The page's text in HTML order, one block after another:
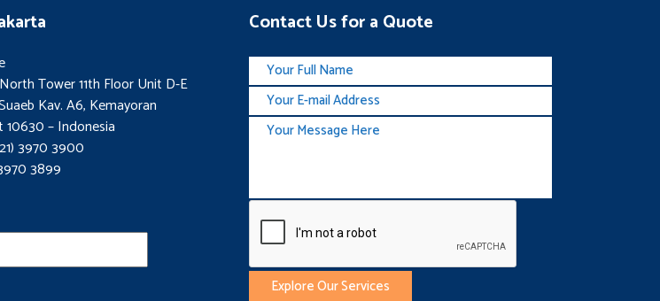
Tower 11th Floor Unit D-E
Kav. A6, Kemayoran
10630 – Indonesia
3970 3900
3899
Contact Us for a Quote